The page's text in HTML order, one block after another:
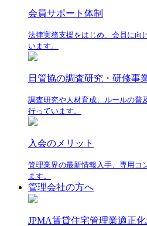
会員サポート体制
法律実務支援をはじめ、会員に向
います。
日管協の調査研究・研修事
調査研究や人材育成、ルールの普
行っています。
入会のメリット
管理業界の最新情報入手、専用コ
ます。
管理会社の方へ
JPMA賃貸住宅管理業適正